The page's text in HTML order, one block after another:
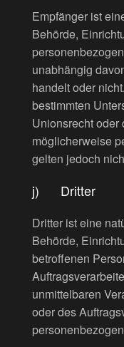
Empfänger ist
Behörde,
unabhängig
handelt oder
bestimmten
Unionsrecht oder
möglicherweise
gelten jedoch
j) Dritter
Dritter ist eine
Behörde,
betroffenen
unmittelbaren
oder des